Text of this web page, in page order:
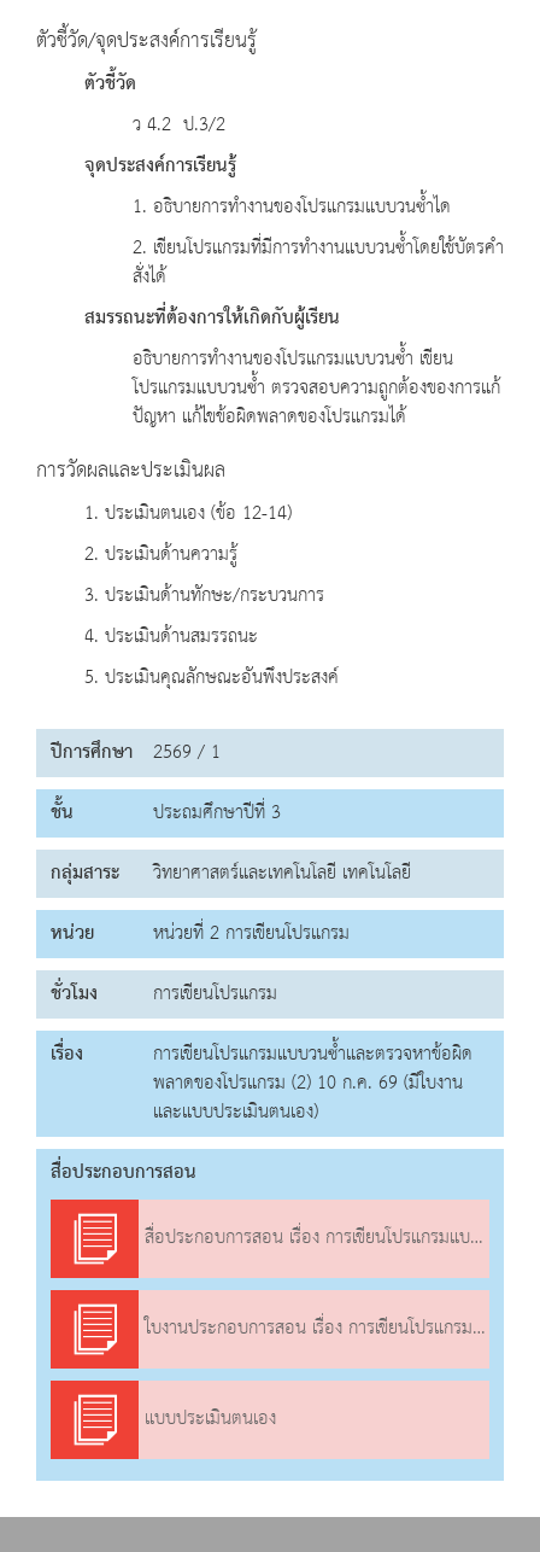
ตัวชี้วัด/จุดประสงค์การเรียนรู้
ตัวชี้วัด
ว 4.2 ป.3/2
จุดประสงค์การเรียนรู้
1. อธิบายการทำงานของโปรแกรมแบบวนซ้ำได
2. เขียนโปรแกรมที่มีการทำงานแบบวนซ้ำโดยใช้บัตรคำ
สั่งได้
สมรรถนะที่ต้องการให้เกิดกับผู้เรียน
อธิบายการทำงานของโปรแกรมแบบวนซ้ำ เขียน
โปรแกรมแบบวนซ้ำ ตรวจสอบความถูกต้องของการแก้
ปัญหา แก้ไขข้อผิดพลาดของโปรแกรมได้
การวัดผลและประเมินผล
1. ประเมินตนเอง (ข้อ 12-14)
2. ประเมินด้านความรู้
3. ประเมินด้านทักษะ/กระบวนการ
4. ประเมินด้านสมรรถนะ
5. ประเมินคุณลักษณะอันพึงประสงค์
ปีการศึกษา 2569 / 1
ชั้น
ประถมศึกษาปีที่ 3
กลุ่มสาระ
วิทยาศาสตร์และเทคโนโลยี เทคโนโลยี
หน่วย
หน่วยที่ 2 การเขียนโปรแกรม
ชั่วโมง
การเขียนโปรแกรม
เรื่อง
การเขียนโปรแกรมแบบวนซ้ำและตรวจหาข้อผิด
พลาดของโปรแกรม (2) 10 ก.ค. 69 (มีใบงาน
และแบบประเมินตนเอง)
สื่อประกอบการสอน
สื่อประกอบการสอน เรื่อง การเขียนโปรแกรมแบบวนซ้ำและตรวจหาข้อผิดพลาด ของโปรแกรม (2)
ใบงานประกอบการสอน เรื่อง การเขียนโปรแกรมแบบวนซ้ำและตรวจหาข้อผิดพลาด ของโปรแกรม (2)
แบบประเมินตนเอง